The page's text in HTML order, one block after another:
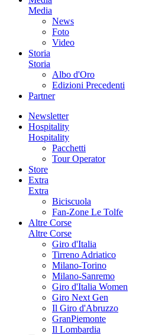
Media
News
Foto
Video
Storia
Storia
Albo d'Oro
Edizioni Precedenti
Partner
Newsletter
Hospitality
Hospitality
Pacchetti
Tour Operator
Store
Extra
Extra
Biciscuola
Fan-Zone Le Tolfe
Altre Corse
Altre Corse
Giro d'Italia
Tirreno Adriatico
Milano-Torino
Milano-Sanremo
Giro d'Italia Women
Giro Next Gen
Il Giro d'Abruzzo
GranPiemonte
Il Lombardia